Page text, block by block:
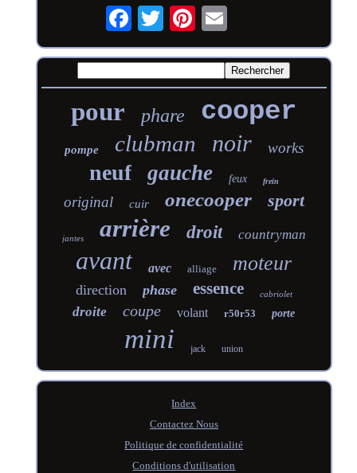
pour phare cooper
pompe clubman noir works
neuf gauche feux frein
original cuir onecooper sport
jantes arrière droit countryman
avant avec alliage moteur
direction phase essence cabriolet
droite coupe volant r50r53 porte
mini jack union
Index
Contactez Nous
Politique de confidentialité
Conditions d'utilisation